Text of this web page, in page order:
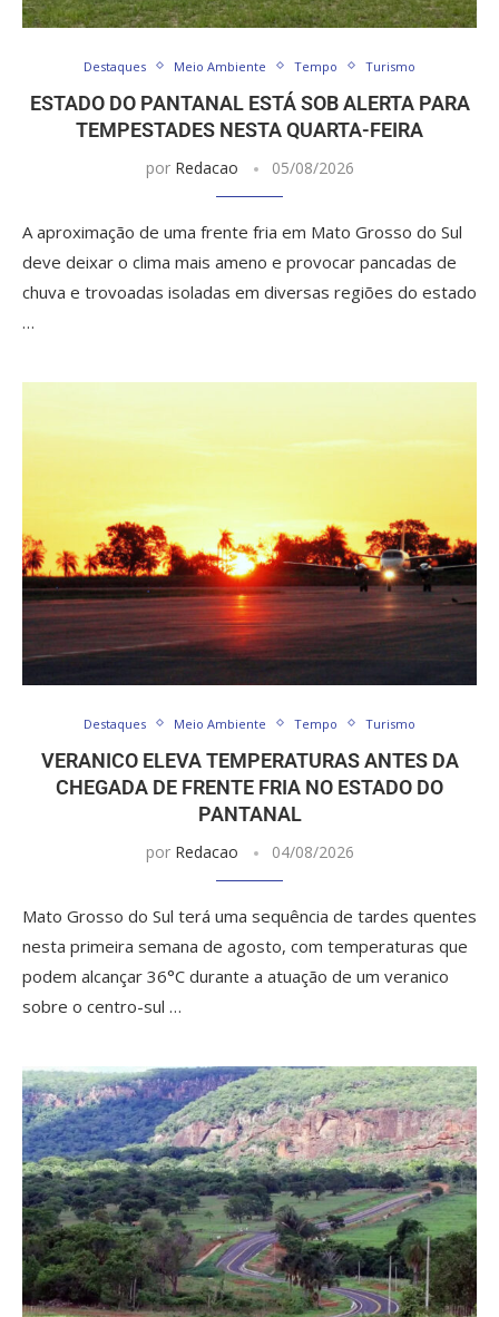
Destaques Meio Ambiente Tempo Turismo
ESTADO DO PANTANAL ESTÁ SOB ALERTA PARA
TEMPESTADES NESTA QUARTA-FEIRA
por Redacao 05/08/2026
A aproximação de uma frente fria em Mato Grosso do Sul
deve deixar o clima mais ameno e provocar pancadas de
chuva e trovoadas isoladas em diversas regiões do estado
…
Destaques Meio Ambiente Tempo Turismo
VERANICO ELEVA TEMPERATURAS ANTES DA
CHEGADA DE FRENTE FRIA NO ESTADO DO
PANTANAL
por Redacao 04/08/2026
Mato Grosso do Sul terá uma sequência de tardes quentes
nesta primeira semana de agosto, com temperaturas que
podem alcançar 36°C durante a atuação de um veranico
sobre o centro-sul …